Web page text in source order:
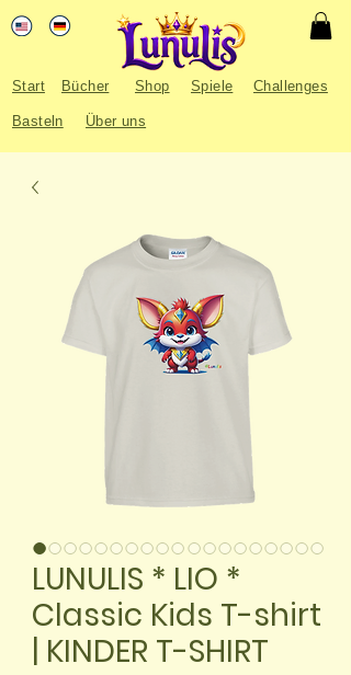
Start Bücher Shop Challenges
Spiele
Über uns
Basteln
LUNULIS * LIO *
Classic Kids T-shirt
| KINDER T-SHIRT